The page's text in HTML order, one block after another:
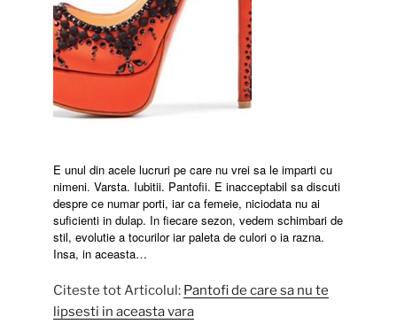
E unul din acele lucruri pe care nu vrei sa le imparti cu
nimeni. Varsta. Iubitii. Pantofii. E inacceptabil sa discuti
despre ce numar porti, iar ca femeie, niciodata nu ai
suficienti in dulap. In fiecare sezon, vedem schimbari de
stil, evolutie a tocurilor iar paleta de culori o ia razna.
Insa, in aceasta…
Citeste tot Articolul: Pantofi de care sa nu te
lipsesti in aceasta vara